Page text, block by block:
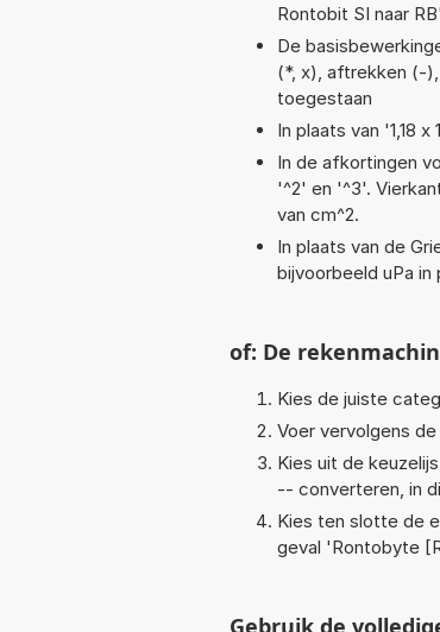
Rontobit SI naar
De
(*, x), aftrekken (-
toegestaan
In plaats van '1,18
In de afkortingen
'^2' en '^3'.
van cm^2.
In plaats van de
bijvoorbeeld uPa in
of: De
Kies de juiste
Voer vervolgens
Kies uit de
-- converteren, in
Kies ten slotte de
geval 'Rontobyte
Gebruik de